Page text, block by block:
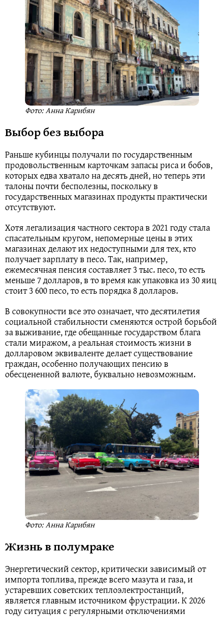
Фото: Анна Карибян
Выбор без выбора
Раньше кубинцы получали по государственным
продовольственным карточкам запасы риса и бобов,
которых едва хватало на десять дней, но теперь эти
талоны почти бесполезны, поскольку в
государственных магазинах продукты практически
отсутствуют.
Хотя легализация частного сектора в 2021 году стала
спасательным кругом, непомерные цены в этих
магазинах делают их недоступными для тех, кто
получает зарплату в песо. Так, например,
ежемесячная пенсия составляет 3 тыс. песо, то есть
меньше 7 долларов, в то время как упаковка из 30 яиц
стоит 3 600 песо, то есть порядка 8 долларов.
В совокупности все это означает, что десятилетия
социальной стабильности сменяются острой борьбой
за выживание, где обещанные государством блага
стали миражом, а реальная стоимость жизни в
долларовом эквиваленте делает существование
граждан, особенно получающих пенсию в
обесцененной валюте, буквально невозможным.
Фото: Анна Карибян
Жизнь в полумраке
Энергетический сектор, критически зависимый от
импорта топлива, прежде всего мазута и газа, и
устаревших советских теплоэлектростанций,
является главным источником фрустрации. К 2026
году ситуация с регулярными отключениями